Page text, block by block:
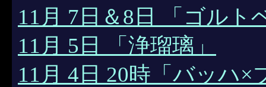
11月 7日＆8日 「ゴルト
11月 5日 「浄瑠璃」
11月 4日 20時「バッハ×